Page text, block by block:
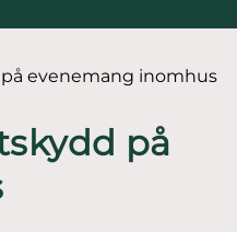
evenemang inomhus
på